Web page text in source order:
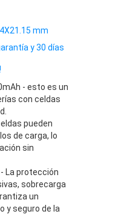
mm
y 30 días
- esto es un
con celdas
pueden
de carga, lo
sin
La protección
sobrecarga
un
y seguro de la